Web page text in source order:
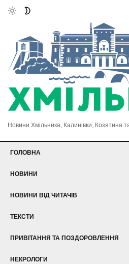
Новини Хмільника, Калинівки, Козятина
ГОЛОВНА
НОВИНИ
НОВИНИ ВІД ЧИТАЧІВ
ТЕКСТИ
ПРИВІТАННЯ ТА ПОЗДОРОВЛЕННЯ
НЕКРОЛОГИ